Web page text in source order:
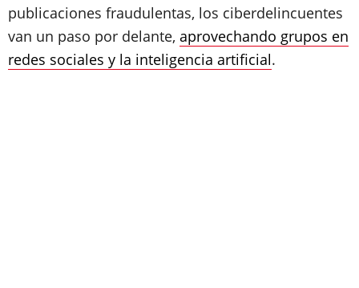
publicaciones fraudulentas, los ciberdelincuentes
van un paso por delante, aprovechando grupos en
redes sociales y la inteligencia artificial.